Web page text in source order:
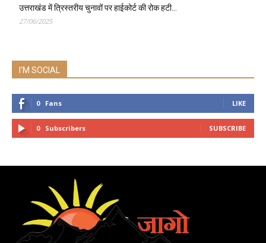
उत्तराखंड में त्रिस्तरीय चुनावों पर हाईकोर्ट की रोक हटी…
27/06/2025
I'M SOCIAL
0 Fans LIKE
0 Subscribers SUBSCRIBE